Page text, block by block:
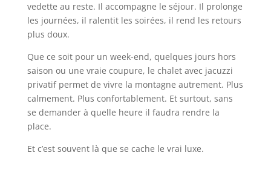
vedette au reste. Il accompagne le séjour. Il prolonge
les journées, il ralentit les soirées, il rend les retours
plus doux.
Que ce soit pour un week-end, quelques jours hors
saison ou une vraie coupure, le chalet avec jacuzzi
privatif permet de vivre la montagne autrement. Plus
calmement. Plus confortablement. Et surtout, sans
se demander à quelle heure il faudra rendre la
place.
Et c’est souvent là que se cache le vrai luxe.